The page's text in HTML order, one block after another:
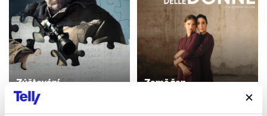
Zúčtování
2016 | USA | 128 min
Filmy / Drama / Akční
Země žen